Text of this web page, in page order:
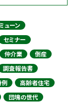
ューン
セミナー
仲介業
倒産
調査報告書
例
高齢者住宅
団塊の世代